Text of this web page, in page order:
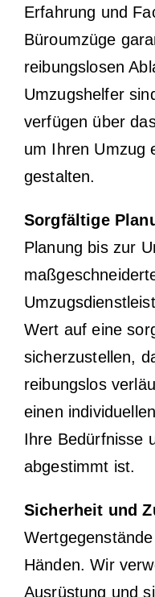
Erfahrung und
Büroumzüge
reibungslosen
Umzugshelfer
verfügen über
um Ihren Umzug
gestalten.
Sorgfältige
Planung bis zur
Wert auf eine
sicherzustellen,
reibungslos
einen
Ihre Bedürfnisse
abgestimmt ist.
Sicherheit und
Händen. Wir
Ausrüstung und